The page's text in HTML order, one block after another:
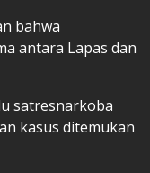
bahwa
antara Lapas dan
satresnarkoba
kasus ditemukan